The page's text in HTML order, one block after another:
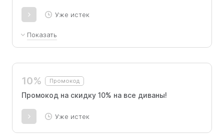
Уже истек
Показать
10% Промокод
Промокод на скидку 10% на все диваны!
Уже истек